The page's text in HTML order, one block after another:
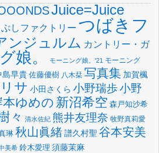
Juice=Juice
ぶしファクトリー つばきフ
ンジュルム カントリー・ガ
娘。 モーニング娘。'21 モーニング
島早貴 佐藤優樹 八木栞 写真集 加賀楓
サ 小田さくら 小野瑞歩小野
本ゆめの 新沼希空 森戸知沙希
々 清水佐紀 熊井友理奈 牧野真莉愛
琳 秋山眞緒譜久村聖 谷本安美
美希 鈴木愛理 須藤茉麻